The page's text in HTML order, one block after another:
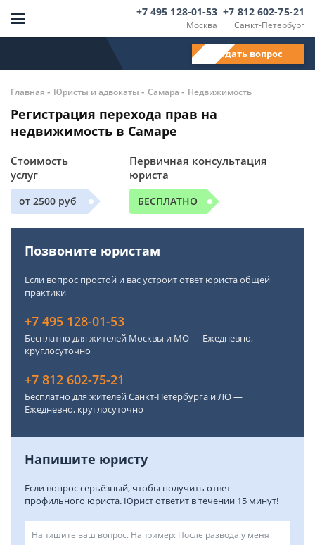
Москва
+7 495 128-01-53
Санкт-Петербург
+7 812 602-75-21
Задать вопрос
Главная - Юристы и адвокаты - Самара - Недвижимость
Регистрация перехода прав на
недвижимость в Самаре
Стоимость
услуг
от 2500 руб
Первичная консультация
юриста
БЕСПЛАТНО
Позвоните юристам
Если вопрос простой и вас устроит ответ юриста общей
практики
+7 495 128-01-53
Бесплатно для жителей Москвы и МО — Ежедневно,
круглосуточно
+7 812 602-75-21
Бесплатно для жителей Санкт-Петербурга и ЛО —
Ежедневно, круглосуточно
Напишите юристу
Если вопрос серьёзный, чтобы получить ответ
профильного юриста. Юрист ответит в течении 15 минут!